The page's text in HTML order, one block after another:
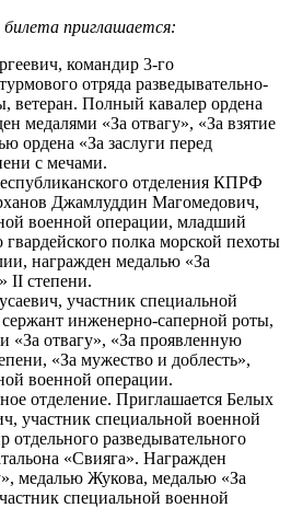
билета приглашается:
командир 3-го
отряда разведывательно-
ветеран. Полный кавалер ордена
медалями «За отвагу», «За взятие
ордена «За заслуги перед
с мечами.
отделения КПРФ
Джамлуддин Магомедович,
военной операции, младший
гвардейского полка морской пехоты
награжден медалью «За
II степени.
участник специальной
инженерно-саперной роты,
«За отвагу», «За проявленную
«За мужество и доблесть»,
военной операции.
отделение. Приглашается Белых
участник специальной военной
разведывательного
«Свияга». Награжден
медалью Жукова, медалью «За
специальной военной